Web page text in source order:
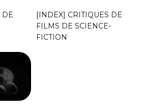
DE
[INDEX] CRITIQUES DE
FILMS DE SCIENCE-
FICTION